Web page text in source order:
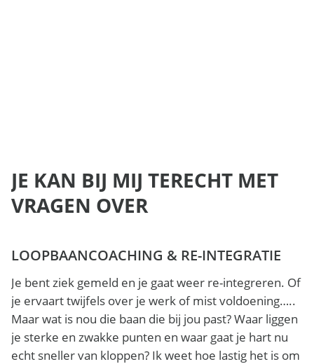
JE KAN BIJ MIJ TERECHT MET
VRAGEN OVER
LOOPBAANCOACHING & RE-INTEGRATIE
Je bent ziek gemeld en je gaat weer re-integreren. Of
je ervaart twijfels over je werk of mist voldoening…..
Maar wat is nou die baan die bij jou past? Waar liggen
je sterke en zwakke punten en waar gaat je hart nu
echt sneller van kloppen? Ik weet hoe lastig het is om